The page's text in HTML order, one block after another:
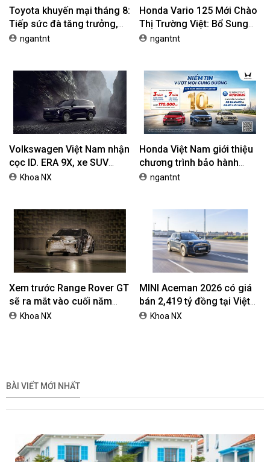
Toyota khuyến mại tháng 8:
Tiếp sức đà tăng trưởng,
tối ưu chi phí mua xe
ngantnt
Honda Vario 125 Mới Chào
Thị Trường Việt: Bổ Sung
Phiên Bản Street, Giá Từ
ngantnt
Volkswagen Việt Nam nhận
cọc ID. ERA 9X, xe SUV
EREV dự kiến giá dưới 3 tỷ
Khoa NX
Honda Việt Nam giới thiệu
chương trình bảo hành
chính hãng lên tới 10 năm
ngantnt
Xem trước Range Rover GT
sẽ ra mắt vào cuối năm
2026Khoa NX
MINI Aceman 2026 có giá
bán 2,419 tỷ đồng tại Việt
NamKhoa NX
BÀI VIẾT MỚI NHẤT